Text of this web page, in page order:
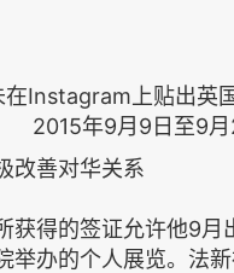
在Instagram上贴出英
2015年9月9日至9月
改善对华关系
获得的签证允许他9月
举办的个人展览。法